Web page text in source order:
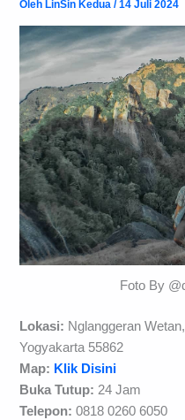
Oleh LinSin Kedua/14 Juli 2024
Foto By
Lokasi: Nglanggeran
Yogyakarta 55862
Map: Klik Disini
Buka Tutup:24 Jam
Telepon:0818 0260 6050